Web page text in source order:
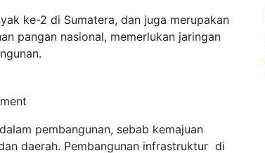
ke-2 di Sumatera, dan juga merupakan
pangan nasional, memerlukan jaringan
pembangunan, sebab kemajuan
daerah. Pembangunan infrastruktur di